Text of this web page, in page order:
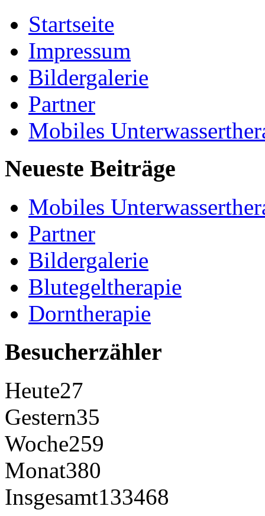
Startseite
Impressum
Bildergalerie
Partner
Mobiles
Neueste Beiträge
Mobiles
Partner
Bildergalerie
Blutegeltherapie
Dorntherapie
Besucherzähler
Heute27
Gestern35
Woche259
Monat380
Insgesamt133468